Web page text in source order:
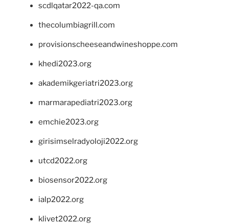
scdlqatar2022-qa.com
thecolumbiagrill.com
provisionscheeseandwineshoppe.com
khedi2023.org
akademikgeriatri2023.org
marmarapediatri2023.org
emchie2023.org
girisimselradyoloji2022.org
utcd2022.org
biosensor2022.org
ialp2022.org
klivet2022.org